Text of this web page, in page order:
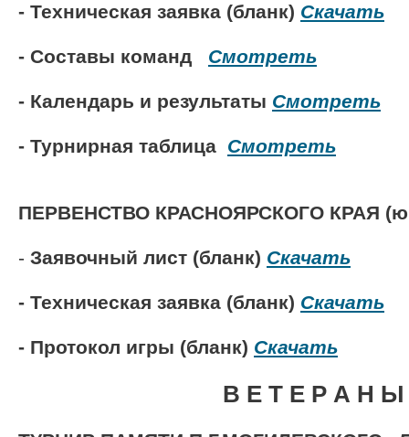
- Техническая заявка (бланк) Скачать
- Составы команд Смотреть
- Календарь и результаты Смотреть
- Турнирная таблица Смотреть
ПЕРВЕНСТВО КРАСНОЯРСКОГО КРАЯ
- Заявочный лист (бланк) Скачать
- Техническая заявка (бланк) Скачать
- Протокол игры (бланк) Скачать
В Е Т Е Р А Н Ы